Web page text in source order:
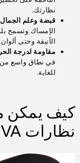
نظارتك.
قبضة وعلم
الإمساك وتسمح
الأنيقة وحتى ألوان
مقاومة لدرجة
في نطاق واسع من
للغاية.
كيف يمكن
نظارات EVA بالمواد الأخرى